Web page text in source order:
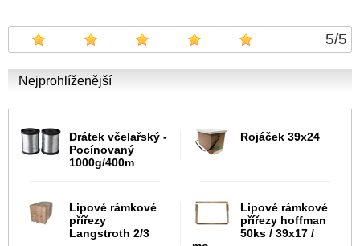
5/5
Nejprohlíženější
Drátek včelařský -
Pocínovaný
1000g/400m
Rojáček 39x24
Lipové rámkové
přířezy
Langstroth 2/3
Lipové rámkové
přířezy hoffman
50ks / 39x17 /